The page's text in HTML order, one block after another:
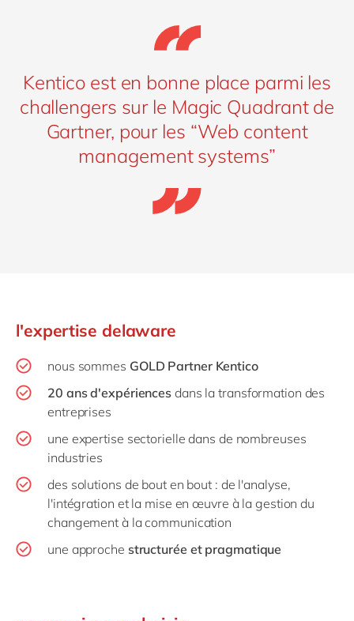
Kentico est en bonne place parmi les
challengers sur le Magic Quadrant de
Gartner, pour les “Web content
management systems”
l'expertise delaware
nous sommes GOLD Partner Kentico
20 ans d'expériences dans la transformation des
entreprises
une expertise sectorielle dans de nombreuses
industries
des solutions de bout en bout : de l'analyse,
l'intégration et la mise en œuvre à la gestion du
changement à la communication
une approche structurée et pragmatique